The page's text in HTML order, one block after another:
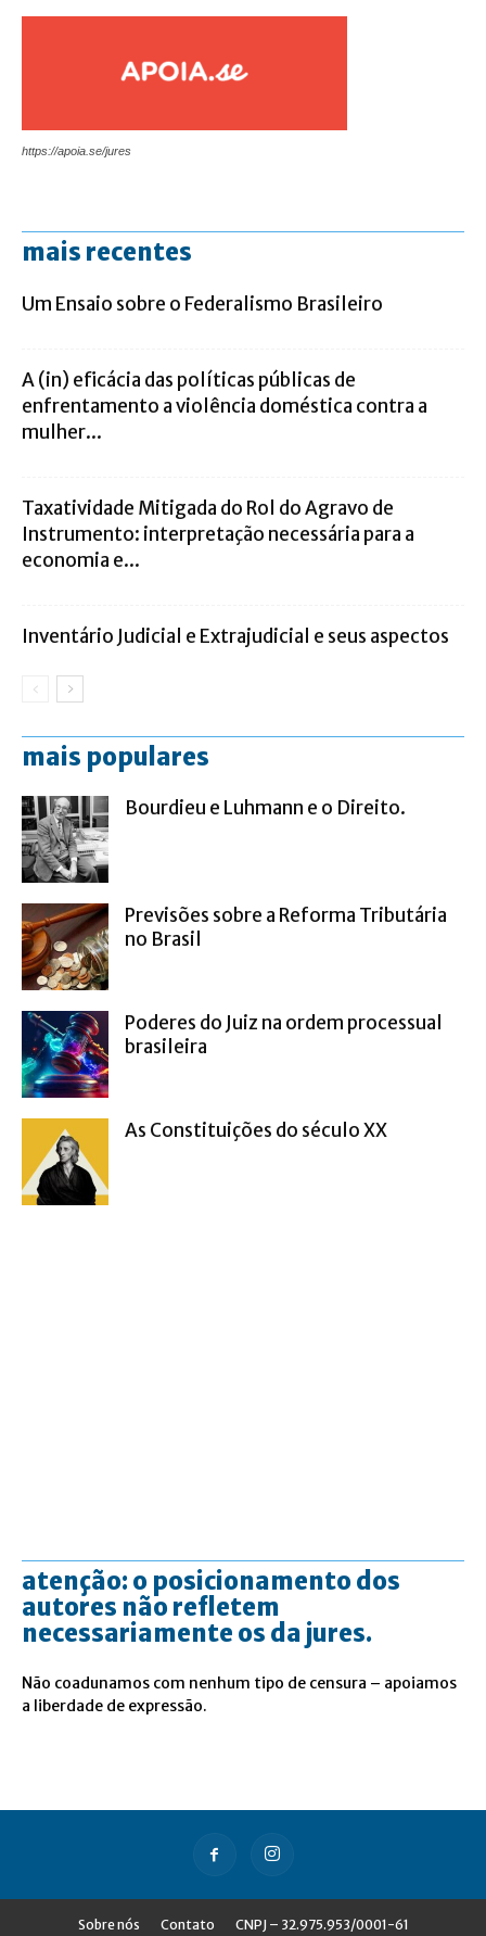
https://apoia.se/jures
mais recentes
Um Ensaio sobre o Federalismo Brasileiro
A (in) eficácia das políticas públicas de
enfrentamento a violência doméstica contra a
mulher...
Taxatividade Mitigada do Rol do Agravo de
Instrumento: interpretação necessária para a
economia e...
Inventário Judicial e Extrajudicial e seus aspectos
mais populares
Bourdieu e Luhmann e o Direito.
Previsões sobre a Reforma Tributária
no Brasil
Poderes do Juiz na ordem processual
brasileira
As Constituições do século XX
atenção: o posicionamento dos
autores não refletem
necessariamente os da jures.
Não coadunamos com nenhum tipo de censura – apoiamos
a liberdade de expressão.
Sobre nós Contato CNPJ – 32.975.953/0001-61